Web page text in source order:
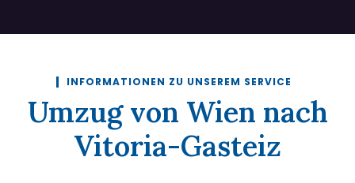
INFORMATIONEN ZU UNSEREM SERVICE
Umzug von Wien nach
Vitoria-Gasteiz